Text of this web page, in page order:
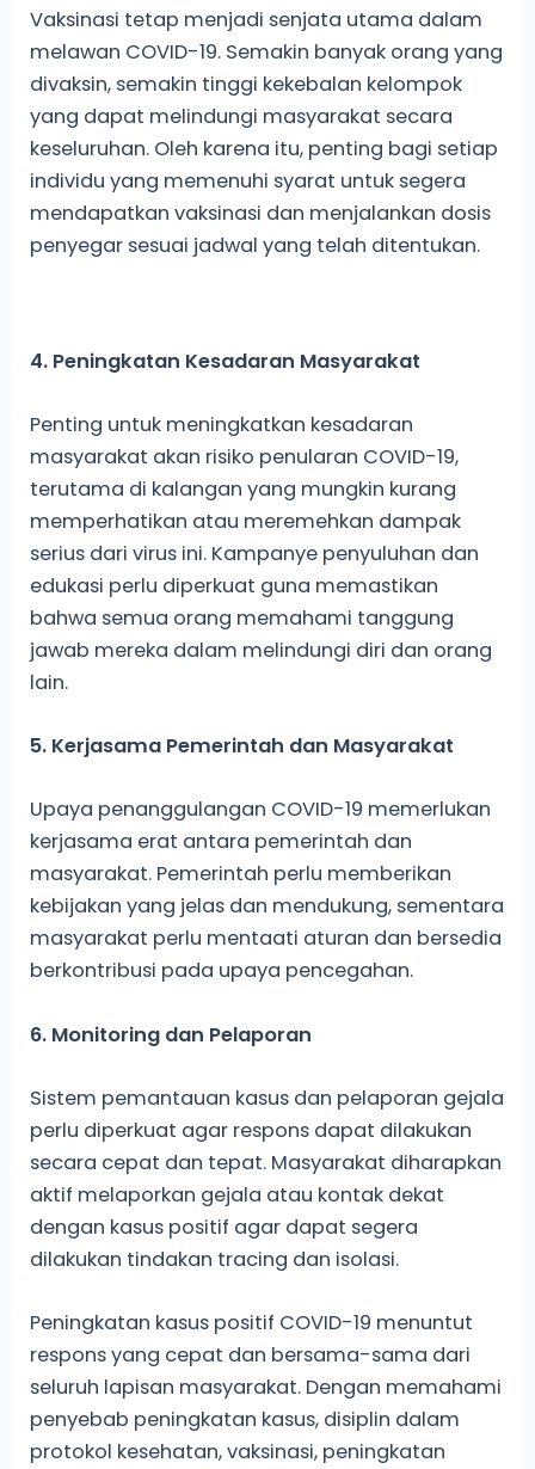
Vaksinasi tetap menjadi senjata utama dalam
melawan COVID-19. Semakin banyak orang yang
divaksin, semakin tinggi kekebalan kelompok
yang dapat melindungi masyarakat secara
keseluruhan. Oleh karena itu, penting bagi setiap
individu yang memenuhi syarat untuk segera
mendapatkan vaksinasi dan menjalankan dosis
penyegar sesuai jadwal yang telah ditentukan.
4. Peningkatan Kesadaran Masyarakat
Penting untuk meningkatkan kesadaran
masyarakat akan risiko penularan COVID-19,
terutama di kalangan yang mungkin kurang
memperhatikan atau meremehkan dampak
serius dari virus ini. Kampanye penyuluhan dan
edukasi perlu diperkuat guna memastikan
bahwa semua orang memahami tanggung
jawab mereka dalam melindungi diri dan orang
lain.
5. Kerjasama Pemerintah dan Masyarakat
Upaya penanggulangan COVID-19 memerlukan
kerjasama erat antara pemerintah dan
masyarakat. Pemerintah perlu memberikan
kebijakan yang jelas dan mendukung, sementara
masyarakat perlu mentaati aturan dan bersedia
berkontribusi pada upaya pencegahan.
6. Monitoring dan Pelaporan
Sistem pemantauan kasus dan pelaporan gejala
perlu diperkuat agar respons dapat dilakukan
secara cepat dan tepat. Masyarakat diharapkan
aktif melaporkan gejala atau kontak dekat
dengan kasus positif agar dapat segera
dilakukan tindakan tracing dan isolasi.
Peningkatan kasus positif COVID-19 menuntut
respons yang cepat dan bersama-sama dari
seluruh lapisan masyarakat. Dengan memahami
penyebab peningkatan kasus, disiplin dalam
protokol kesehatan, vaksinasi, peningkatan